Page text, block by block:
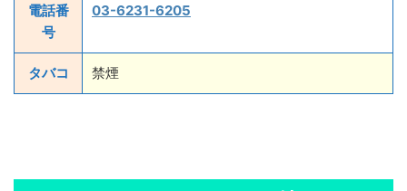
電話番
号
03-6231-6205
タバコ 禁煙